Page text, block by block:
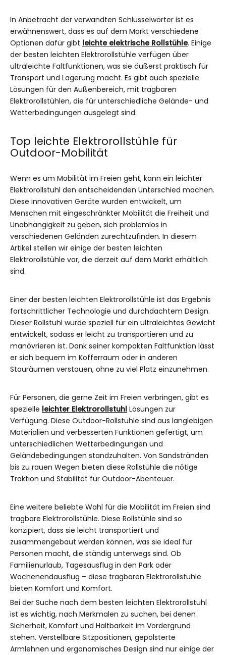
In Anbetracht der verwandten Schlüsselwörter ist es
erwähnenswert, dass es auf dem Markt verschiedene
Optionen dafür gibt leichte elektrische Rollstühle. Einige
der besten leichten Elektrorollstühle verfügen über
ultraleichte Faltfunktionen, was sie äußerst praktisch für
Transport und Lagerung macht. Es gibt auch spezielle
Lösungen für den Außenbereich, mit tragbaren
Elektrorollstühlen, die für unterschiedliche Gelände- und
Wetterbedingungen ausgelegt sind.
Top leichte Elektrorollstühle für
Outdoor-Mobilität
Wenn es um Mobilität im Freien geht, kann ein leichter
Elektrorollstuhl den entscheidenden Unterschied machen.
Diese innovativen Geräte wurden entwickelt, um
Menschen mit eingeschränkter Mobilität die Freiheit und
Unabhängigkeit zu geben, sich problemlos in
verschiedenen Geländen zurechtzufinden. In diesem
Artikel stellen wir einige der besten leichten
Elektrorollstühle vor, die derzeit auf dem Markt erhältlich
sind.
Einer der besten leichten Elektrorollstühle ist das Ergebnis
fortschrittlicher Technologie und durchdachtem Design.
Dieser Rollstuhl wurde speziell für ein ultraleichtes Gewicht
entwickelt, sodass er leicht zu transportieren und zu
manövrieren ist. Dank seiner kompakten Faltfunktion lässt
er sich bequem im Kofferraum oder in anderen
Stauräumen verstauen, ohne zu viel Platz einzunehmen.
Für Personen, die gerne Zeit im Freien verbringen, gibt es
spezielle leichter Elektrorollstuhl Lösungen zur
Verfügung. Diese Outdoor-Rollstühle sind aus langlebigen
Materialien und verbesserten Funktionen gefertigt, um
unterschiedlichen Wetterbedingungen und
Geländebedingungen standzuhalten. Von Sandstränden
bis zu rauen Wegen bieten diese Rollstühle die nötige
Traktion und Stabilität für Outdoor-Abenteuer.
Eine weitere beliebte Wahl für die Mobilität im Freien sind
tragbare Elektrorollstühle. Diese Rollstühle sind so
konzipiert, dass sie leicht transportiert und
zusammengebaut werden können, was sie ideal für
Personen macht, die ständig unterwegs sind. Ob
Familienurlaub, Tagesausflug in den Park oder
Wochenendausflug – diese tragbaren Elektrorollstühle
bieten Komfort und Komfort.
Bei der Suche nach dem besten leichten Elektrorollstuhl
ist es wichtig, nach Merkmalen zu suchen, bei denen
Sicherheit, Komfort und Haltbarkeit im Vordergrund
stehen. Verstellbare Sitzpositionen, gepolsterte
Armlehnen und ergonomisches Design sind nur einige der